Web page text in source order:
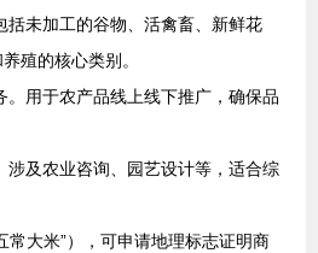
括未加工的谷物、活禽畜、新鲜花
殖的核心类别。
用于农产品线上线下推广，确保品
涉及农业咨询、园艺设计等，适合综
常大米”），可申请地理标志证明商